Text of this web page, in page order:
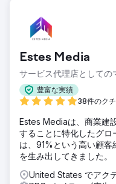
ある電子商取引のクラ
に、オンライン収益を
キーワードの最適化: コ
ット トラフィックを獲
ル キーワードに重点を
改良: A/B テストの結果
を開発しました。
結果
目標を上回りました。
Estes Media
サービス代理店としての
豊富な実績
38件のクチ
Estes Mediaは、商業建
することに特化したグロ
は、91%という高い顧
を生み出してきました。
United States でアク